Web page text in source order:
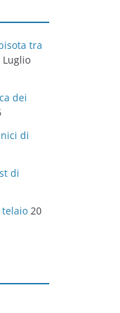
tra
Luglio
dei
di
di
telaio 20